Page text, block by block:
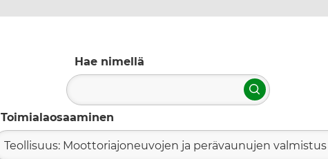
Hae nimellä
Hae
Toimialaosaaminen
Teollisuus: Moottoriajoneuvojen ja perävaunujen